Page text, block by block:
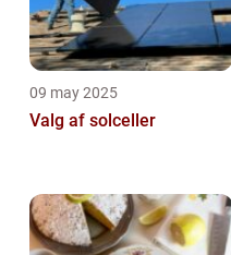
09 may 2025
Valg af solceller